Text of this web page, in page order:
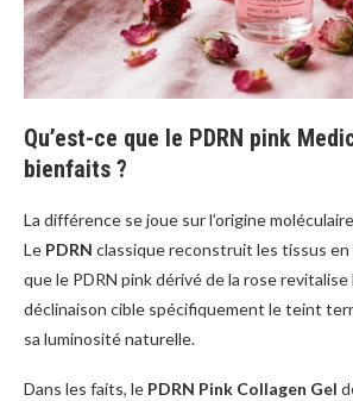
Qu’est-ce que le PDRN pink
bienfaits ?
La différence se joue sur l’origine
Le PDRN classique reconstruit les tissus
que le PDRN pink dérivé de la rose
déclinaison cible spécifiquement le teint
sa luminosité naturelle.
Dans les faits, le PDRN Pink Collagen Gel